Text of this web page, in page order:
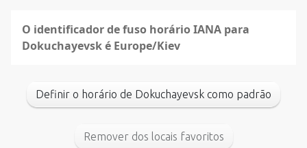
O identificador de fuso horário IANA para
Dokuchayevsk é Europe/Kiev
Definir o horário de Dokuchayevsk como padrão
Remover dos locais favoritos